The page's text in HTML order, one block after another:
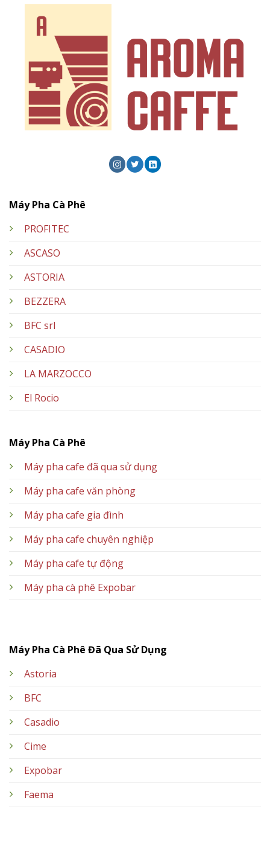
Máy Pha Cà Phê
PROFITEC
ASCASO
ASTORIA
BEZZERA
BFC srl
CASADIO
LA MARZOCCO
El Rocio
Máy Pha Cà Phê
Máy pha cafe đã qua sử dụng
Máy pha cafe văn phòng
Máy pha cafe gia đình
Máy pha cafe chuyên nghiệp
Máy pha cafe tự động
Máy pha cà phê Expobar
Máy Pha Cà Phê Đã Qua Sử Dụng
Astoria
BFC
Casadio
Cime
Expobar
Faema